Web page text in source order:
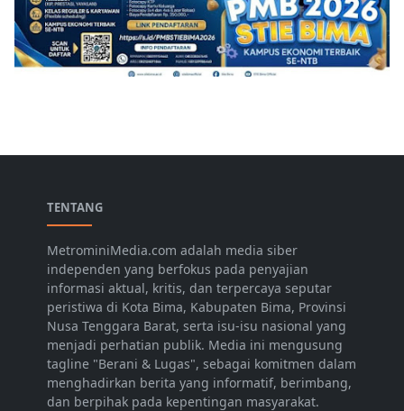
TENTANG
MetrominiMedia.com adalah media siber
independen yang berfokus pada penyajian
informasi aktual, kritis, dan terpercaya seputar
peristiwa di Kota Bima, Kabupaten Bima, Provinsi
Nusa Tenggara Barat, serta isu-isu nasional yang
menjadi perhatian publik. Media ini mengusung
tagline "Berani & Lugas", sebagai komitmen dalam
menghadirkan berita yang informatif, berimbang,
dan berpihak pada kepentingan masyarakat.